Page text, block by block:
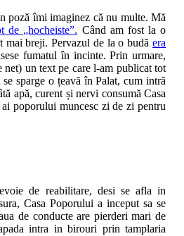
poză îmi imaginez că nu multe. Mă
de „hocheiste”. Când am fost la o
mai breji. Pervazul de la o budă era
fumatul în incinte. Prin urmare,
un text pe care l-am publicat tot
sparge o țeavă în Palat, cum intră
apă, curent și nervi consumă Casa
poporului muncesc zi de zi pentru
de reabilitare, desi se afla in
Casa Poporului a inceput sa se
de conducte are pierderi mari de
intra in birouri prin tamplaria